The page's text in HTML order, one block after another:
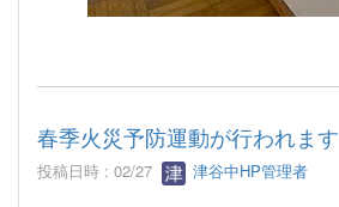
春季火災予防運動が行われます
投稿日時 : 02/27 津谷中HP管理者